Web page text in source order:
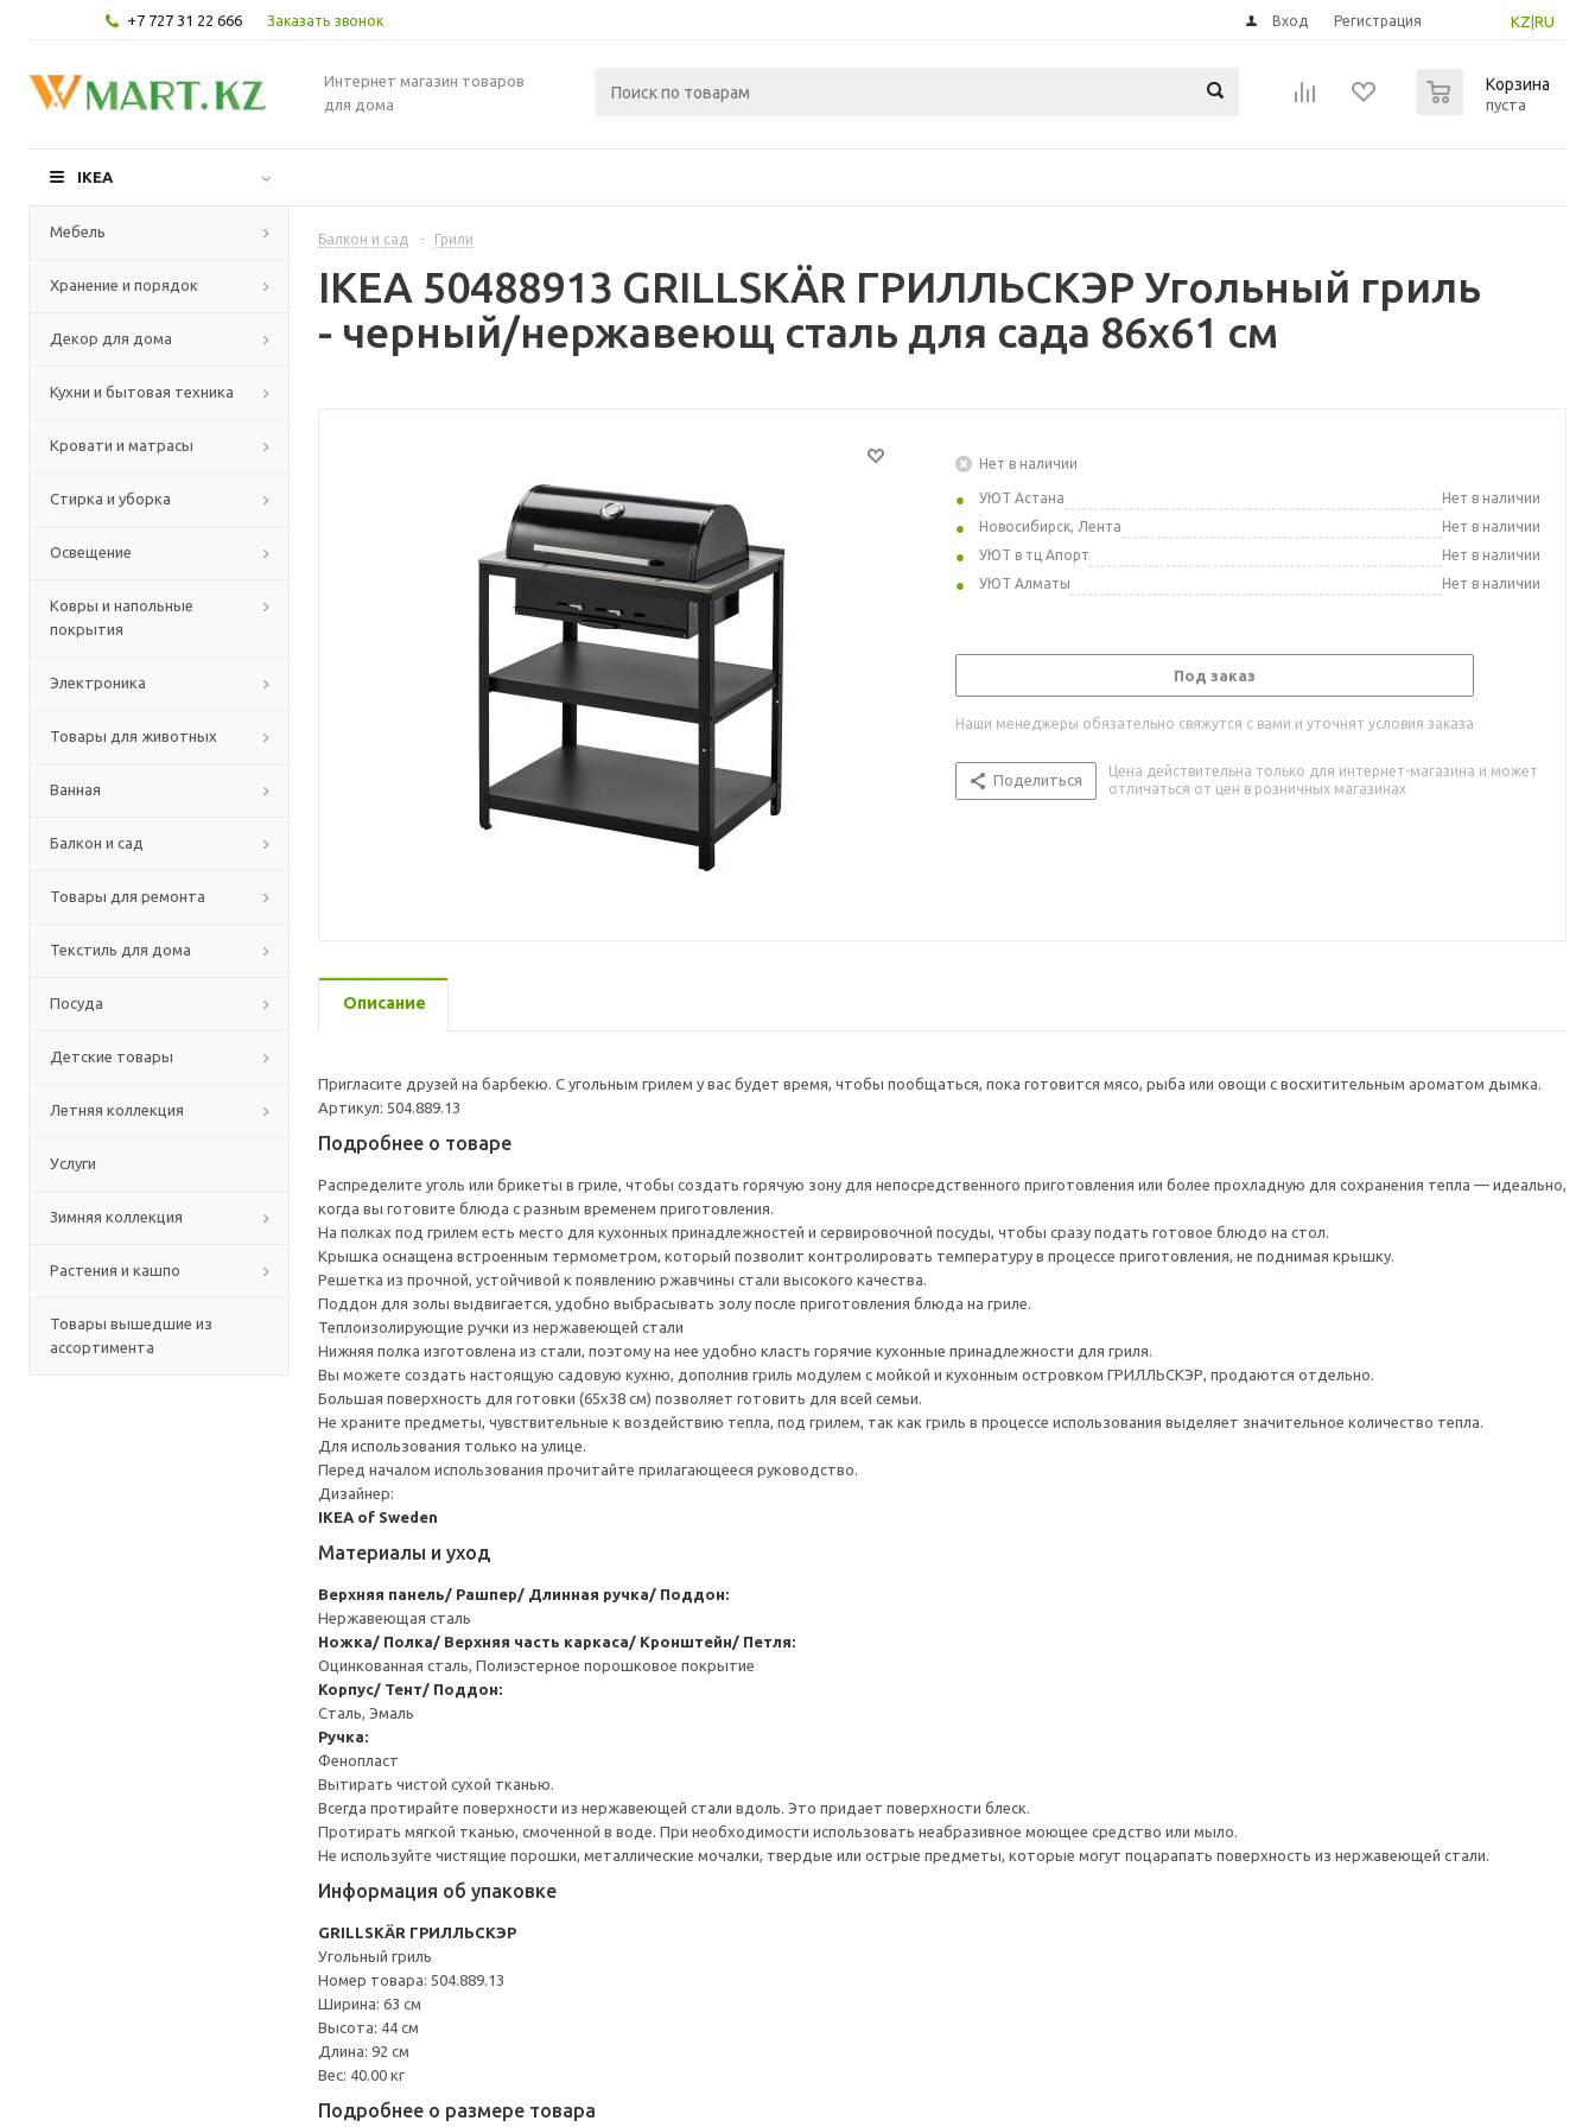
+7 727 31 22 666 Заказать звонок KZ RU
Вход Регистрация
Интернет магазин товаров
для дома
Корзина
пуста
IKEA
Мебель
Хранение и порядок
Декор для дома
Кухни и бытовая техника
Кровати и матрасы
Стирка и уборка
Освещение
Ковры и напольные
покрытия
Электроника
Товары для животных
Ванная
Балкон и сад
Товары для ремонта
Текстиль для дома
Посуда
Детские товары
Летняя коллекция
Услуги
Зимняя коллекция
Растения и кашпо
Товары вышедшие из
ассортимента
Балкон и сад - Грили
IKEA 50488913 GRILLSKÄR ГРИЛЛЬСКЭР Угольный гриль
- черный/нержавеющ сталь для сада 86x61 см
Нет в наличии
УЮТ Астана
Нет в наличии
Новосибирск, Лента
Нет в наличии
УЮТ в тц Апорт
Нет в наличии
УЮТ Алматы
Нет в наличии
Под заказ
Наши менеджеры обязательно свяжутся с вами и уточнят условия заказа
Поделиться
Цена действительна только для интернет-магазина и может
отличаться от цен в розничных магазинах
Описание
Пригласите друзей на барбекю. С угольным грилем у вас будет время, чтобы пообщаться, пока готовится мясо, рыба или овощи с восхитительным ароматом дымка.
Артикул: 504.889.13
Подробнее о товаре
Распределите уголь или брикеты в гриле, чтобы создать горячую зону для непосредственного приготовления или более прохладную для сохранения тепла — идеально,
когда вы готовите блюда с разным временем приготовления.
На полках под грилем есть место для кухонных принадлежностей и сервировочной посуды, чтобы сразу подать готовое блюдо на стол.
Крышка оснащена встроенным термометром, который позволит контролировать температуру в процессе приготовления, не поднимая крышку.
Решетка из прочной, устойчивой к появлению ржавчины стали высокого качества.
Поддон для золы выдвигается, удобно выбрасывать золу после приготовления блюда на гриле.
Теплоизолирующие ручки из нержавеющей стали
Нижняя полка изготовлена из стали, поэтому на нее удобно класть горячие кухонные принадлежности для гриля.
Вы можете создать настоящую садовую кухню, дополнив гриль модулем с мойкой и кухонным островком ГРИЛЛЬСКЭР, продаются отдельно.
Большая поверхность для готовки (65x38 см) позволяет готовить для всей семьи.
Не храните предметы, чувствительные к воздействию тепла, под грилем, так как гриль в процессе использования выделяет значительное количество тепла.
Для использования только на улице.
Перед началом использования прочитайте прилагающееся руководство.
Дизайнер:
IKEA of Sweden
Материалы и уход
Верхняя панель/ Рашпер/ Длинная ручка/ Поддон:
Нержавеющая сталь
Ножка/ Полка/ Верхняя часть каркаса/ Кронштейн/ Петля:
Оцинкованная сталь, Полиэстерное порошковое покрытие
Корпус/ Тент/ Поддон:
Сталь, Эмаль
Ручка:
Фенопласт
Вытирать чистой сухой тканью.
Всегда протирайте поверхности из нержавеющей стали вдоль. Это придает поверхности блеск.
Протирать мягкой тканью, смоченной в воде. При необходимости использовать неабразивное моющее средство или мыло.
Не используйте чистящие порошки, металлические мочалки, твердые или острые предметы, которые могут поцарапать поверхность из нержавеющей стали.
Информация об упаковке
GRILLSKÄR ГРИЛЛЬСКЭР
Угольный гриль
Номер товара: 504.889.13
Ширина: 63 см
Высота: 44 см
Длина: 92 см
Вес: 40.00 кг
Подробнее о размере товара